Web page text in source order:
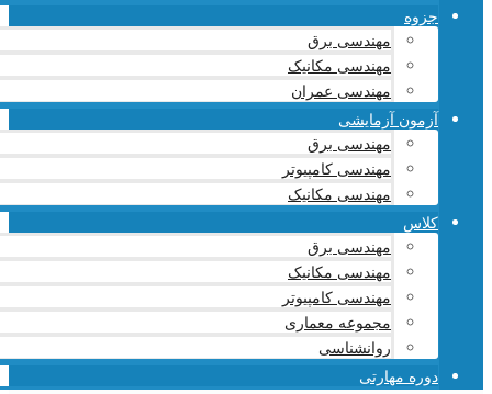
جزوه
مهندسی برق
مهندسی مکانیک
مهندسی عمران
آزمون آزمایشی
مهندسی برق
مهندسی کامپیوتر
مهندسی مکانیک
کلاس
مهندسی برق
مهندسی مکانیک
مهندسی کامپیوتر
مجموعه معماری
روانشناسی
دوره مهارتی